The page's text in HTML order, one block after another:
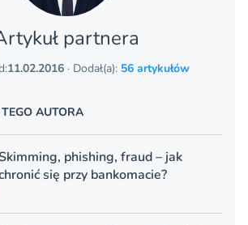
partnera
11.02.2016 · Dodał(a): 56 artykułów
AUTORA
phishing, fraud – jak
się przy bankomacie?